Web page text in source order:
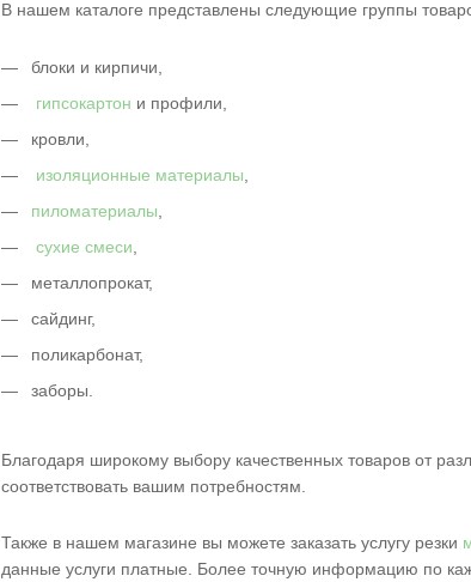
В нашем каталоге представлены следующие группы
блоки и кирпичи,
гипсокартон и профили,
кровли,
изоляционные материалы
пиломатериалы
сухие смеси
металлопрокат,
сайдинг,
поликарбонат,
заборы.
Благодаря широкому выбору качественных товаров от
соответствовать вашим потребностям.
Также в нашем магазине вы можете заказать услугу резки
данные услуги платные. Более точную информацию по